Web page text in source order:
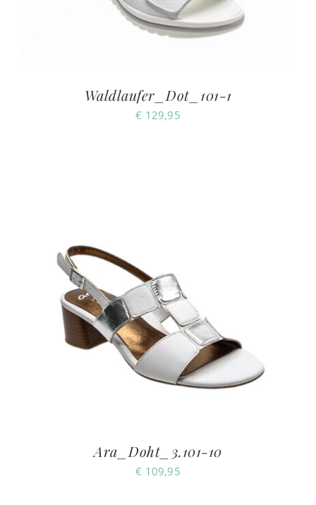
Waldlaufer_Dot_101-1
€ 129,95
Ara_Doht_3.101-10
€ 109,95